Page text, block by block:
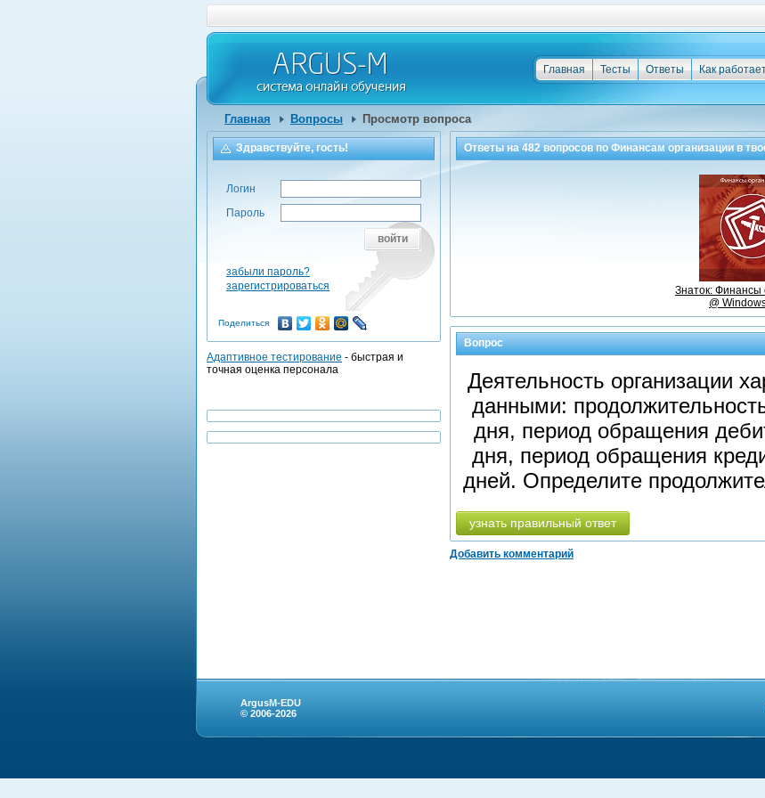
Как
Ответы
Тесты
Главная
Главная Вопросы Просмотр вопроса
Ответы на482вопросов поФинансам организациив
Знаток: Финансы
@
Вопрос
Деятельность организации
данными:
дня, период обращения
дня, период обращения
дней. Определите
узнать правильный ответ
Добавить комментарий
Здравствуйте, гость!
Логин
Пароль
войти
забыли пароль?
зарегистрироваться
Поделиться
Адаптивное тестирование - быстрая и
точная оценка персонала
ArgusM-EDU
© 2006-2026